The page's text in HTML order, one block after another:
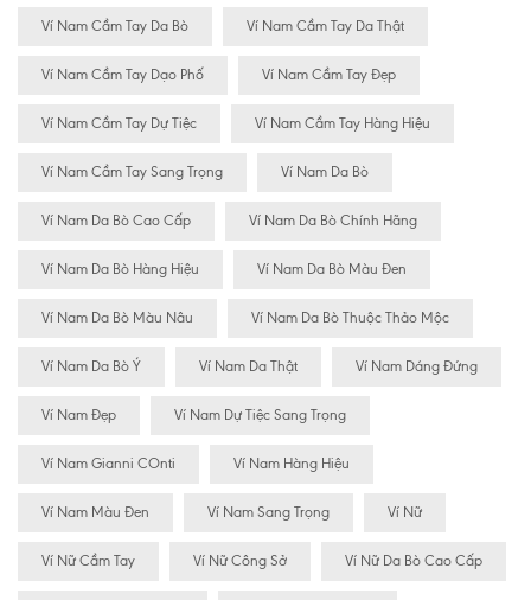
Ví Nam Cầm Tay Da Bò Ví Nam Cầm Tay Da Thật
Ví Nam Cầm Tay Dạo Phố Ví Nam Cầm Tay Đẹp
Ví Nam Cầm Tay Dự Tiệc Ví Nam Cầm Tay Hàng Hiệu
Ví Nam Cầm Tay Sang Trọng Ví Nam Da Bò
Ví Nam Da Bò Cao Cấp Ví Nam Da Bò Chính Hãng
Ví Nam Da Bò Hàng Hiệu Ví Nam Da Bò Màu Đen
Ví Nam Da Bò Màu Nâu Ví Nam Da Bò Thuộc Thảo Mộc
Ví Nam Da Bò Ý Ví Nam Da Thật Ví Nam Dáng Đứng
Ví Nam Đẹp Ví Nam Dự Tiệc Sang Trọng
Ví Nam Gianni COnti Ví Nam Hàng Hiệu
Ví Nam Màu Đen Ví Nam Sang Trọng Ví Nữ
Ví Nữ Cầm Tay Ví Nữ Công Sở Ví Nữ Da Bò Cao Cấp